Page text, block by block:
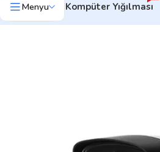
Menyu Kompüter Yığılması
Ev Təhlükəsizlik sistemləri